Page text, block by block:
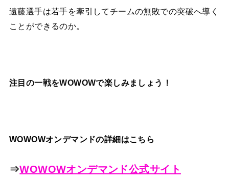
遠藤選手は若手を牽引してチームの無敗での突破へ導く
ことができるのか。
注目の一戦をWOWOWで楽しみましょう！
WOWOWオンデマンドの詳細はこちら
⇒WOWOWオンデマンド公式サイト